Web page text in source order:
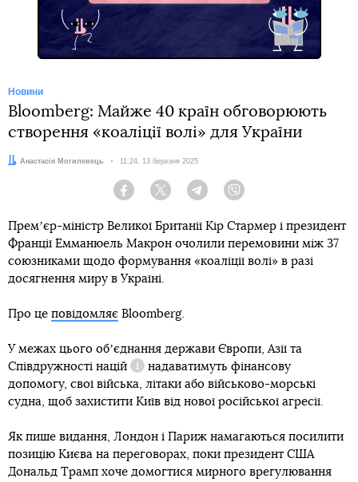
Новини
Bloomberg: Майже 40 країн обговорюють
створення «коаліції волі» для України
Автор:
Анастасія Могилевець Дата:
11:24, 13 березня 2025
Facebook Twitter Telegram
Премʼєр-міністр Великої Британії Кір Стармер і президент
Франції Емманюель Макрон очолили перемовини між 37
союзниками щодо формування «коаліції волі» в разі
досягнення миру в Україні.
Про це повідомляє Bloomberg.
У межах цього обʼєднання держави Європи, Азії та
Співдружності націй
Довідка
надаватимуть фінансову
допомогу, свої війська, літаки або військово-морські
судна, щоб захистити Київ від нової російської агресії.
Як пише видання, Лондон і Париж намагаються посилити
позицію Києва на переговорах, поки президент США
Дональд Трамп хоче домогтися мирного врегулювання